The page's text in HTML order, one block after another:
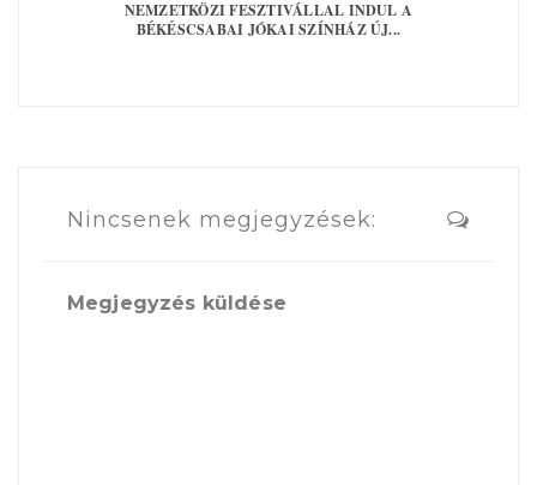
NEMZETKÖZI FESZTIVÁLLAL INDUL A
BÉKÉSCSABAI JÓKAI SZÍNHÁZ ÚJ...
Nincsenek megjegyzések:
Megjegyzés küldése